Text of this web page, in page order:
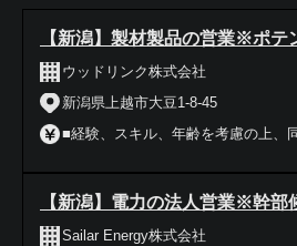
【新潟】製材製品の営業※ポ
ウッドリンク株式会社
新潟県上越市大豆1-8-45
■経験、スキル、年齢を考慮の上、
【新潟】電力の法人営業※幹部
Sailar Energy株式会社